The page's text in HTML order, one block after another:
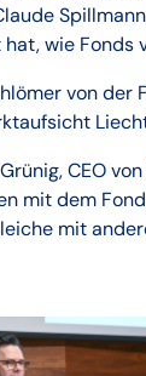
hat, wie Fonds
von der
CEO
mit dem
mit